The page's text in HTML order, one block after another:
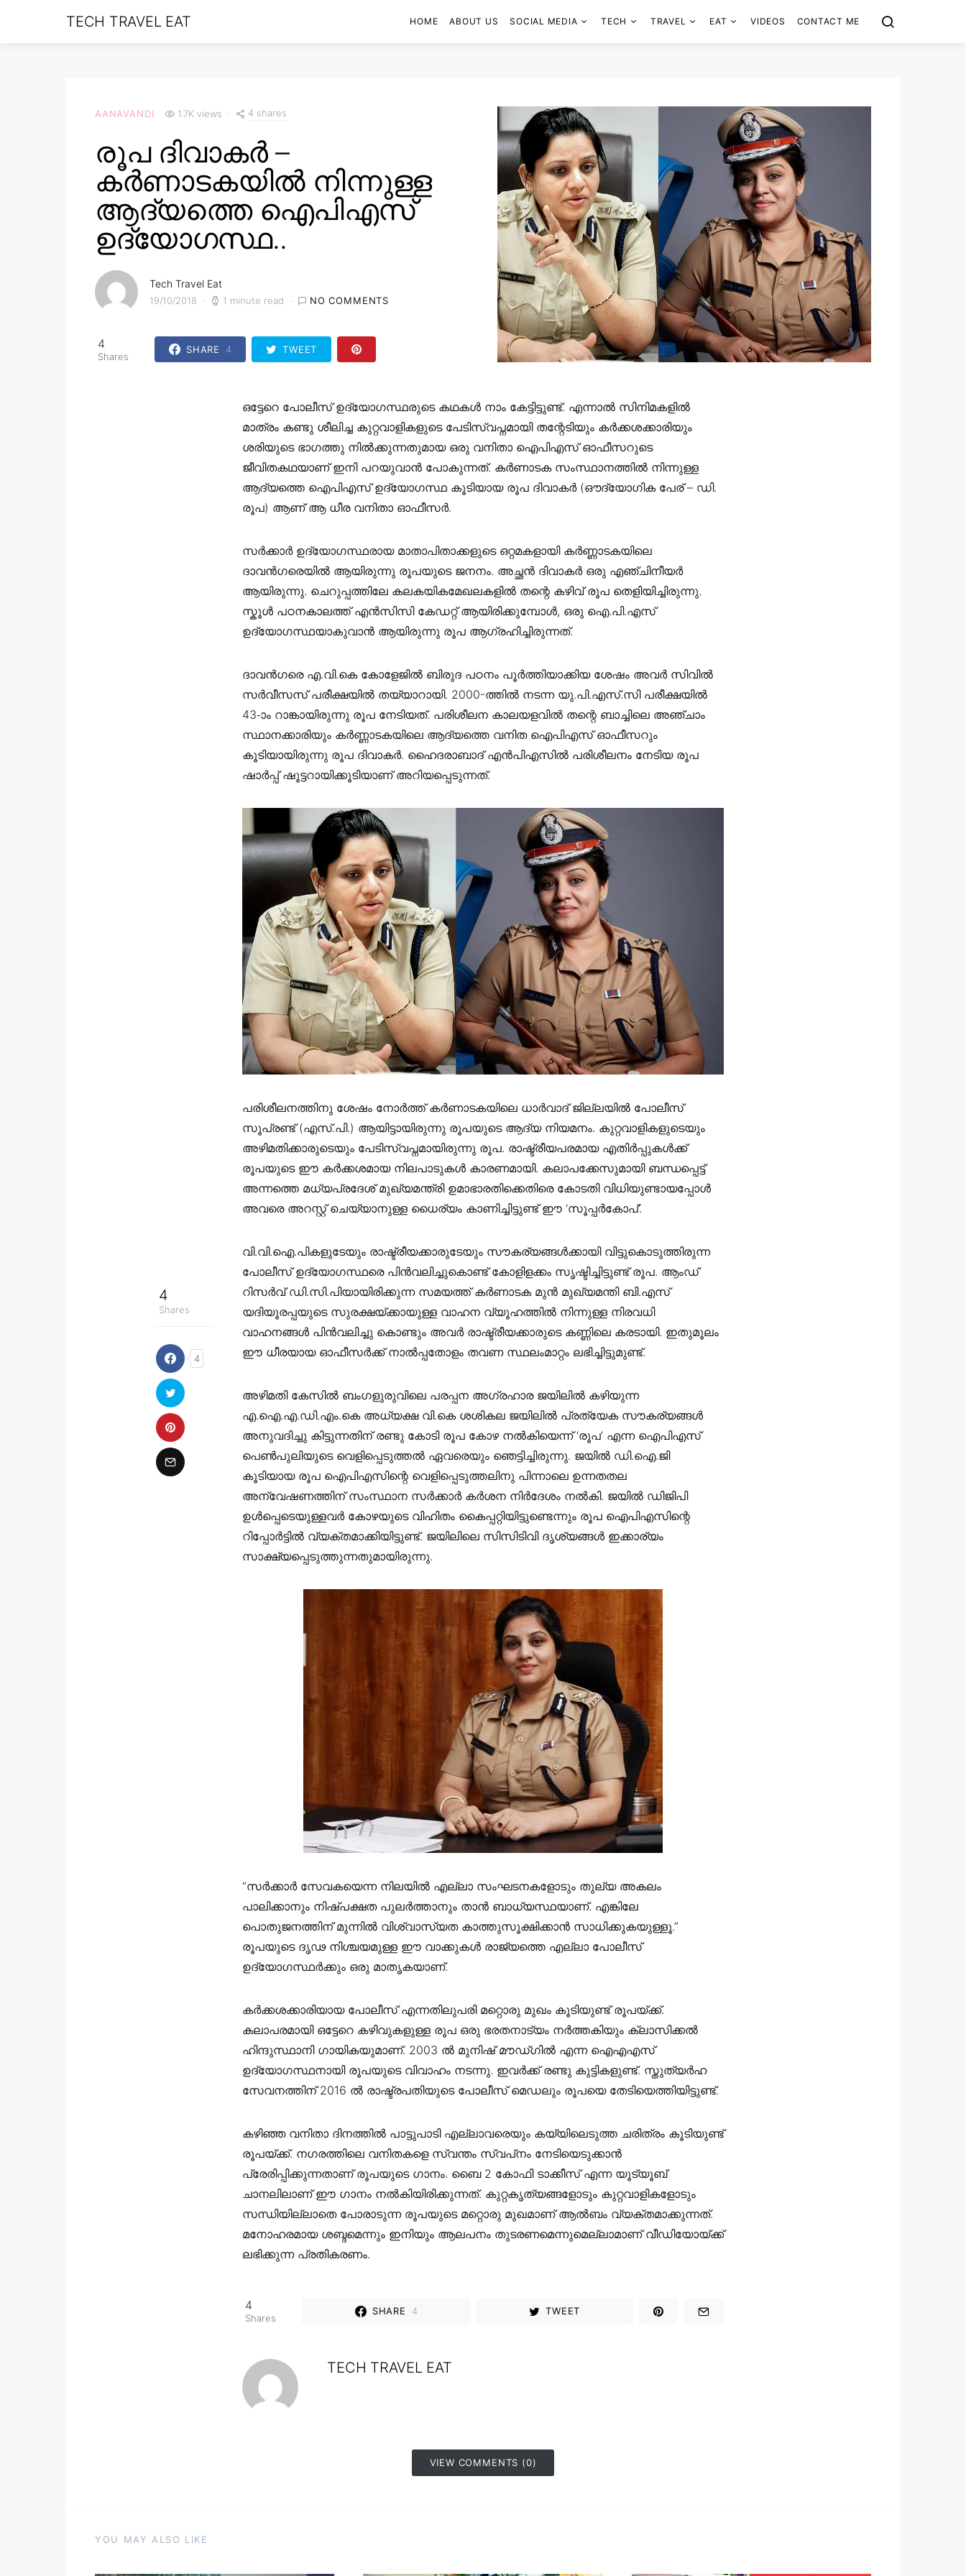
TECH TRAVEL EAT HOME ABOUT US SOCIAL MEDIA TECH TRAVEL EAT VIDEOS CONTACT ME
AANAVANDI 1.7K views 4 shares
രൂപ ദിവാകർ –
കർണാടകയിൽ നിന്നുള്ള
ആദ്യത്തെ ഐപിഎസ്
ഉദ്യോഗസ്ഥ..
Tech Travel Eat
19/10/2018 1 minute read NO COMMENTS
4
Shares
SHARE 4 TWEET
4
Shares
4
ഒട്ടേറെ പോലീസ് ഉദ്യോഗസ്ഥരുടെ കഥകൾ നാം കേട്ടിട്ടുണ്ട്. എന്നാൽ സിനിമകളിൽ
മാത്രം കണ്ടു ശീലിച്ച കുറ്റവാളികളുടെ പേടിസ്വപ്നമായി തന്റേടിയും കർക്കശക്കാരിയും
ശരിയുടെ ഭാഗത്തു നിൽക്കുന്നതുമായ ഒരു വനിതാ ഐപിഎസ് ഓഫീസറുടെ
ജീവിതകഥയാണ് ഇനി പറയുവാൻ പോകുന്നത്. കർണാടക സംസ്ഥാനത്തിൽ നിന്നുള്ള
ആദ്യത്തെ ഐപിഎസ് ഉദ്യോഗസ്ഥ കൂടിയായ രൂപ ദിവാകർ (ഔദ്യോഗിക പേര് – ഡി.
രൂപ) ആണ് ആ ധീര വനിതാ ഓഫീസർ.
സര്‍ക്കാര്‍ ഉദ്യോഗസ്ഥരായ മാതാപിതാക്കളുടെ ഒറ്റമകളായി കർണ്ണാടകയിലെ
ദാവൻഗരെയിൽ ആയിരുന്നു രൂപയുടെ ജനനം. അച്ഛൻ ദിവാകർ ഒരു എഞ്ചിനീയർ
ആയിരുന്നു. ചെറുപ്പത്തിലേ കലകയികമേഖലകളില്‍ തന്റെ കഴിവ് രൂപ തെളിയിച്ചിരുന്നു.
സ്കൂള്‍ പഠനകാലത്ത് എൻസിസി കേഡറ്റ് ആയിരിക്കുമ്പോൾ, ഒരു ഐ.പി.എസ്
ഉദ്യോഗസ്ഥയാകുവാൻ ആയിരുന്നു രൂപ ആഗ്രഹിച്ചിരുന്നത്.
ദാവൻഗരെ എ.വി.കെ കോളേജിൽ ബിരുദ പഠനം പൂര്‍ത്തിയാക്കിയ ശേഷം അവർ സിവിൽ
സർവീസസ് പരീക്ഷയിൽ തയ്യാറായി. 2000-ത്തില്‍ നടന്ന യു.പി.എസ്.സി പരീക്ഷയില്‍
43-ാം റാങ്കായിരുന്നു രൂപ നേടിയത്. പരിശീലന കാലയളവില്‍ തന്റെ ബാച്ചിലെ അഞ്ചാം
സ്ഥാനക്കാരിയും കര്‍ണ്ണാടകയിലെ ആദ്യത്തെ വനിത ഐപിഎസ് ഓഫീസറും
കൂടിയായിരുന്നു രൂപ ദിവാകർ. ഹൈദരാബാദ് എന്‍പിഎസില്‍ പരിശീലനം നേടിയ രൂപ
ഷാര്‍പ്പ് ഷൂട്ടറായിക്കൂടിയാണ് അറിയപ്പെടുന്നത്.
പരിശീലനത്തിനു ശേഷം നോർത്ത് കർണാടകയിലെ ധാർവാദ്‌ ജില്ലയിൽ പോലീസ്
സൂപ്രണ്ട് (എസ്.പി.) ആയിട്ടായിരുന്നു രൂപയുടെ ആദ്യ നിയമനം. കുറ്റവാളികളുടെയും
അഴിമതിക്കാരുടെയും പേടിസ്വപ്നമായിരുന്നു രൂപ. രാഷ്ട്രീയപരമായ എതിർപ്പുകൾക്ക്
രൂപയുടെ ഈ കർക്കശമായ നിലപാടുകൾ കാരണമായി. കലാപക്കേസുമായി ബന്ധപ്പെട്ട്
അന്നത്തെ മധ്യപ്രദേശ് മുഖ്യമന്ത്രി ഉമാഭാരതിക്കെതിരെ കോടതി വിധിയുണ്ടായപ്പോള്‍
അവരെ അറസ്റ്റ് ചെയ്യാനുള്ള ധൈര്യം കാണിച്ചിട്ടുണ്ട് ഈ ‘സൂപ്പര്‍കോപ്’.
വി.വി.ഐ.പികളുടേയും രാഷ്ട്രീയക്കാരുടേയും സൗകര്യങ്ങള്‍ക്കായി വിട്ടുകൊടുത്തിരുന്ന
പോലീസ് ഉദ്യോഗസ്ഥരെ പിന്‍വലിച്ചുകൊണ്ട് കോളിളക്കം സൃഷ്ടിച്ചിട്ടുണ്ട് രൂപ. ആംഡ്
റിസര്‍വ് ഡി.സി.പിയായിരിക്കുന്ന സമയത്ത് കര്‍ണാടക മുന്‍ മുഖ്യമന്തി ബി.എസ്
യദിയൂരപ്പയുടെ സുരക്ഷയ്ക്കായുള്ള വാഹന വ്യൂഹത്തില്‍ നിന്നുള്ള നിരവധി
വാഹനങ്ങള്‍ പിന്‍വലിച്ചു കൊണ്ടും അവര്‍ രാഷ്ട്രീയക്കാരുടെ കണ്ണിലെ കരടായി. ഇതുമൂലം
ഈ ധീരയായ ഓഫീസർക്ക് നാൽപ്പതോളം തവണ സ്ഥലംമാറ്റം ലഭിച്ചിട്ടുമുണ്ട്.
അഴിമതി കേസില്‍ ബംഗളുരുവിലെ പരപ്പന അഗ്രഹാര ജയിലില്‍ കഴിയുന്ന
എ.ഐ.എ.ഡി.എം.കെ അധ്യക്ഷ വി.കെ ശശികല ജയിലില്‍ പ്രത്യേക സൗകര്യങ്ങള്‍
അനുവദിച്ചു കിട്ടുന്നതിന് രണ്ടു കോടി രൂപ കോഴ നല്‍കിയെന്ന് ‘രൂപ’ എന്ന ഐപിഎസ്
പെണ്‍പുലിയുടെ വെളിപ്പെടുത്തല്‍ ഏവരെയും ഞെട്ടിച്ചിരുന്നു. ജയില്‍ ഡി.ഐ.ജി
കൂടിയായ രൂപ ഐപിഎസിന്റെ വെളിപ്പെടുത്തലിനു പിന്നാലെ ഉന്നതതല
അന്വേഷണത്തിന് സംസ്ഥാന സര്‍ക്കാര്‍ കര്‍ശന നിര്‍ദേശം നല്‍കി. ജയില്‍ ഡിജിപി
ഉള്‍പ്പെടെയുള്ളവര്‍ കോഴയുടെ വിഹിതം കൈപ്പറ്റിയിട്ടുണ്ടെന്നും രൂപ ഐപിഎസിന്റെ
റിപ്പോര്‍ട്ടില്‍ വ്യക്തമാക്കിയിട്ടുണ്ട്. ജയിലിലെ സിസിടിവി ദൃശ്യങ്ങള്‍ ഇക്കാര്യം
സാക്ഷ്യപ്പെടുത്തുന്നതുമായിരുന്നു.
“സര്‍ക്കാര്‍ സേവകയെന്ന നിലയില്‍ എല്ലാ സംഘടനകളോടും തുല്യ അകലം
പാലിക്കാനും നിഷ്പക്ഷത പുലര്‍ത്താനും താന്‍ ബാധ്യസ്ഥയാണ്. എങ്കിലേ
പൊതുജനത്തിന് മുന്നില്‍ വിശ്വാസ്യത കാത്തുസൂക്ഷിക്കാന്‍ സാധിക്കുകയുള്ളൂ.”
രൂപയുടെ ദൃഢ നിശ്ചയമുള്ള ഈ വാക്കുകൾ രാജ്യത്തെ എല്ലാ പോലീസ്
ഉദ്യോഗസ്ഥർക്കും ഒരു മാതൃകയാണ്.
കർക്കശക്കാരിയായ പോലീസ് എന്നതിലുപരി മറ്റൊരു മുഖം കൂടിയുണ്ട് രൂപയ്ക്ക്.
കലാപരമായി ഒട്ടേറെ കഴിവുകളുള്ള രൂപ ഒരു ഭരതനാട്യം നര്‍ത്തകിയും ക്ലാസിക്കല്‍
ഹിന്ദുസ്ഥാനി ഗായികയുമാണ്. 2003 ൽ മുനിഷ് മൗഡ്ഗിൽ എന്ന ഐഎഎസ്
ഉദ്യോഗസ്ഥനായി രൂപയുടെ വിവാഹം നടന്നു. ഇവർക്ക് രണ്ടു കുട്ടികളുണ്ട്. സ്തുത്യര്‍ഹ
സേവനത്തിന് 2016 ല്‍ രാഷ്ട്രപതിയുടെ പോലീസ് മെഡലും രൂപയെ തേടിയെത്തിയിട്ടുണ്ട്.
കഴിഞ്ഞ വനിതാ ദിനത്തിൽ പാട്ടുപാടി എല്ലാവരെയും കയ്യിലെടുത്ത ചരിത്രം കൂടിയുണ്ട്
രൂപയ്ക്ക്. നഗരത്തിലെ വനിതകളെ സ്വന്തം സ്വപ്‌നം നേടിയെടുക്കാന്‍
പ്രേരിപ്പിക്കുന്നതാണ് രൂപയുടെ ഗാനം. ബൈ 2 കോഫി ടാക്കീസ് എന്ന യൂട്യൂബ്
ചാനലിലാണ് ഈ ഗാനം നല്‍കിയിരിക്കുന്നത്. കുറ്റകൃത്യങ്ങളോടും കുറ്റവാളികളോടും
സന്ധിയില്ലാതെ പോരാടുന്ന രൂപയുടെ മറ്റൊരു മുഖമാണ് ആല്‍ബം വ്യക്തമാക്കുന്നത്.
മനോഹരമായ ശബ്ദമെന്നും ഇനിയും ആലപനം തുടരണമെന്നുമെല്ലാമാണ് വീഡിയോയ്ക്ക്
ലഭിക്കുന്ന പ്രതികരണം.
4
Shares
SHARE 4 TWEET
TECH TRAVEL EAT
VIEW COMMENTS (0)
YOU MAY ALSO LIKE